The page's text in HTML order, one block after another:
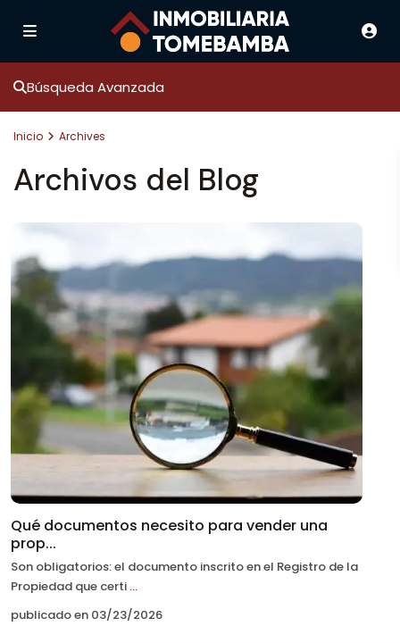
Búsqueda Avanzada
Inicio Archives
Archivos del Blog
Qué documentos necesito para vender una
prop...
Son obligatorios: el documento inscrito en el Registro de la
Propiedad que certi ...
publicado en 03/23/2026